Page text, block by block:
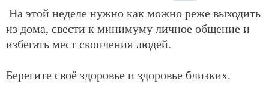
На этой неделе нужно как можно реже выходить
из дома, свести к минимуму личное общение и
избегать мест скопления людей.
Берегите своё здоровье и здоровье близких.